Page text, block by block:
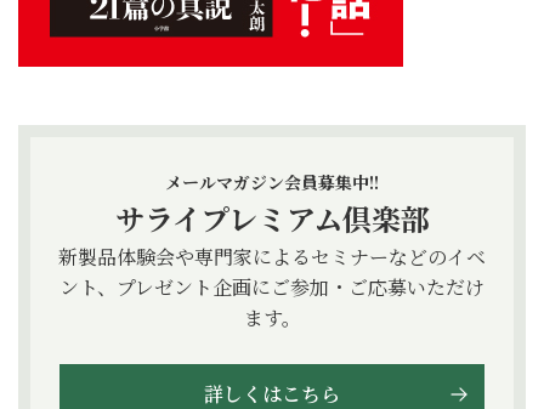
メールマガジン会員募集中!!
サライプレミアム倶楽部
新製品体験会や専門家によるセミナーなどのイベ
ント、プレゼント企画にご参加・ご応募いただけ
ます。
詳しくはこちら